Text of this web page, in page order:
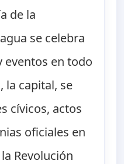
de la
se celebra
eventos en todo
la capital, se
cívicos, actos
oficiales en
Revolución